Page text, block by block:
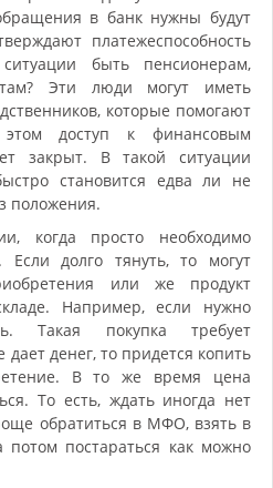
в банк нужны будут
платежеспособность
быть пенсионерам,
Эти люди могут иметь
которые помогают
доступ к финансовым
закрыт. В такой ситуации
становится едва ли не
положения.
когда просто необходимо
Если долго тянуть, то могут
или же продукт
Например, если нужно
Такая покупка требует
денег, то придется копить
В то же время цена
То есть, ждать иногда нет
обратиться в МФО, взять в
постараться как можно